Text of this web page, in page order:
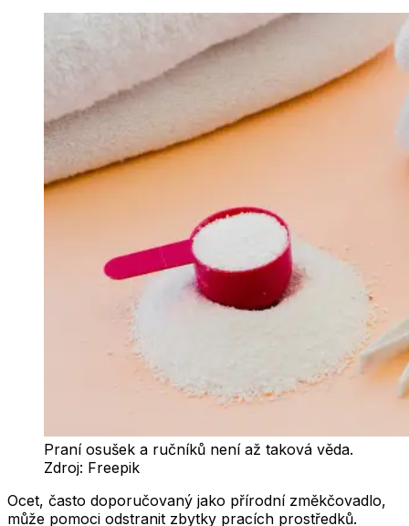
Praní osušek a ručníků není až taková věda.
Zdroj: Freepik
Ocet, často doporučovaný jako přírodní změkčovadlo,
může pomoci odstranit zbytky pracích prostředků.